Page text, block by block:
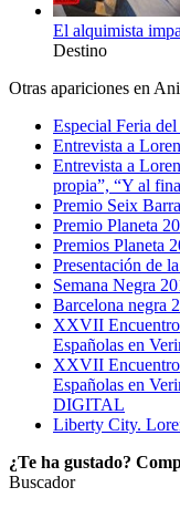
El alquimista
Destino
Otras apariciones en
Especial Feria
Entrevista a
Entrevista a
propia”, “Y al
Premio Seix
Premio Planeta
Premios Planeta
Presentación de
Semana Negra
Barcelona negra
XXVII Encuentro
Españolas en
XXVII Encuentro
Españolas en
DIGITAL
Liberty City.
¿Te ha gustado?
Buscador